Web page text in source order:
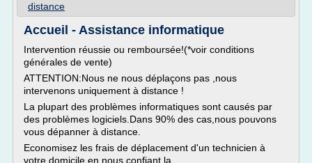
distance
Accueil - Assistance informatique
Intervention réussie ou remboursée!(*voir conditions
générales de vente)
ATTENTION:Nous ne nous déplaçons pas ,nous
intervenons uniquement à distance !
La plupart des problèmes informatiques sont causés par
des problèmes logiciels.Dans 90% des cas,nous pouvons
vous dépanner à distance.
Economisez les frais de déplacement d'un technicien à
votre domicile en nous confiant la...